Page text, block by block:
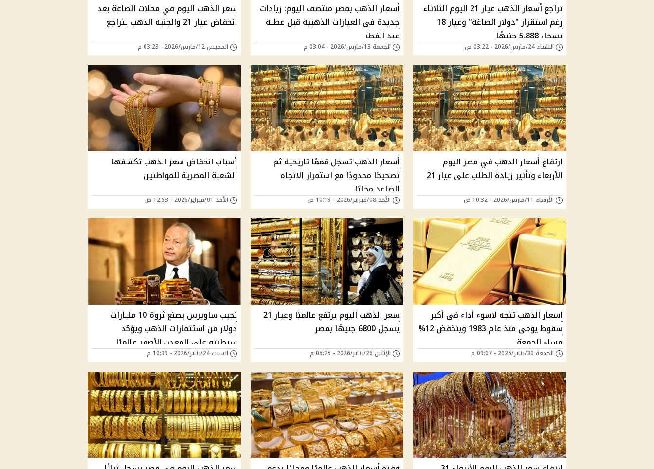
تراجع أسعار الذهب عيار 21 اليوم الثلاثاء
رغم استقرار "دولار الصاغة" وعيار 18
يسجل 5,888 جنيهًا
الثلاثاء 24/مارس/2026 - 03:22 ص
أسعار الذهب بمصر منتصف اليوم: زيادات
جديدة في العيارات الذهبية قبل عطلة
عيد الفطر
الجمعة 13/مارس/2026 - 03:04 م
سعر الذهب اليوم في محلات الصاغة بعد
انخفاض عيار 21 والجنيه الذهب يتراجع
الخميس 12/مارس/2026 - 03:23 م
ارتفاع أسعار الذهب في مصر اليوم
الأربعاء وتأثير زيادة الطلب على عيار 21
الأربعاء 11/مارس/2026 - 10:32 ص
أسعار الذهب تسجل قممًا تاريخية ثم
تصحيحًا محدودًا مع استمرار الاتجاه
الصاعد محليًا
الأحد 08/فبراير/2026 - 10:19 ص
أسباب انخفاض سعر الذهب تكشفها
الشعبة المصرية للمواطنين
الأحد 01/فبراير/2026 - 12:53 ص
اسعار الذهب تتجه لاسوء أداء فى أكبر
سقوط يومى منذ عام 1983 وينخفض 12%
مساء الجمعة
الجمعة 30/يناير/2026 - 09:07 م
سعر الذهب اليوم يرتفع عالميًا وعيار 21
يسجل 6800 جنيهًا بمصر
الإثنين 26/يناير/2026 - 05:25 م
نجيب ساويرس يصنع ثروة 10 مليارات
دولار من استثمارات الذهب ويؤكد
سيطرته على المعدن الأصفر عالميًا
السبت 24/يناير/2026 - 10:39 م